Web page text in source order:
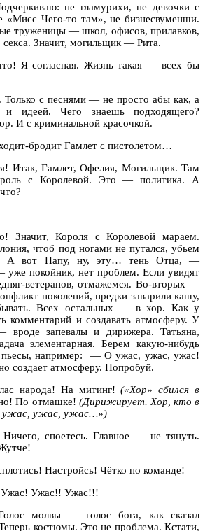
не гламурихи, не девочки с
«Мисс Чего-то там», не бизнесвуменши.
труженицы — школ, офисов, прилавков,
Значит, могильщик — Рита.
Я согласная. Жизнь такая — всех бы
с песнями — не просто абы как, а
идеей. Чего знаешь подходящего?
И с криминальной красочкой.
бродит Гамлет с пистолетом…
Итак, Гамлет, Офелия, Могильщик. Там
с Королевой. Это — политика. А
Короля с Королевой мараем.
чтоб под ногами не путался, убьем
А вот Папу, ну, эту… тень Отца, —
покойник, нет проблем. Если увидят
ветеранов, отмажемся. Во-вторых —
поколений, предки заварили кашу,
Всех остальных — в хор. Как у
комментарий и создавать атмосферу. У
запевалы и дирижера. Татьяна,
элементарная. Берем какую-нибудь
пьесы, например: — О ужас, ужас, ужас!
создает атмосферу. Попробуй.
народа! На митинг!(«Хор» сбился в
По отмашке! (Дирижирует. Хор, кто в
ужас, ужас, ужас…»)
споетесь. Главное — не тянуть.
Настройсь! Чётко по команде!
Ужас!! Ужас!!!
молвы — голос бога, как сказал
костюмы. Это не проблема. Кстати,